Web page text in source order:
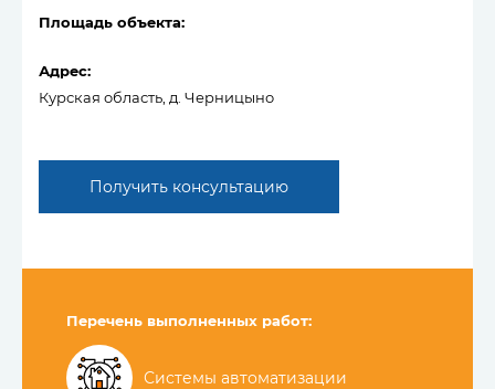
Площадь объекта:
Адрес:
Курская область, д. Черницыно
Получить консультацию
Перечень выполненных работ:
Системы автоматизации